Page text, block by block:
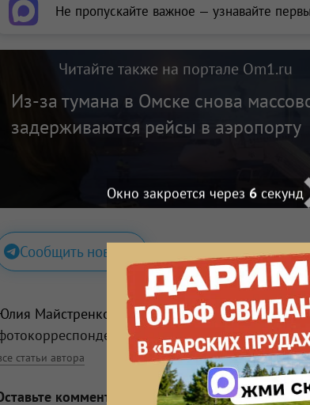
Не пропускайте важное — узнавайте
Читайте также на портале Om1.ru
Из-за тумана в Омске снова
задерживаются рейсы в аэропорту
Сообщить новость
Майстренко
статьи автора
комментарий
Окно закроется через 4 секунд